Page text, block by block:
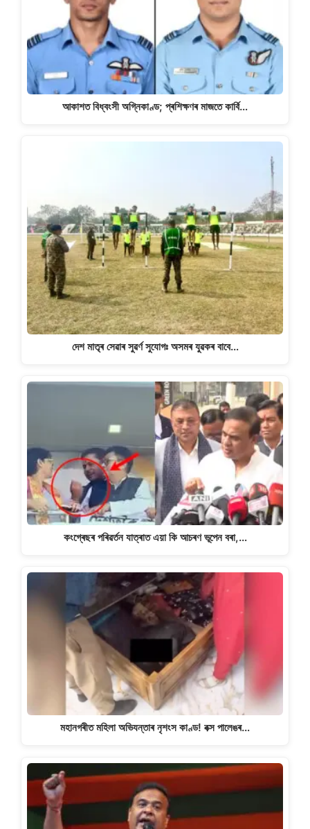
আকাশত বিধ্বংসী অগ্নিকাণ্ড; প্ৰশিক্ষণৰ মাজতে কাৰ্বি…
দেশ মাতৃৰ সেৱাৰ সুৱৰ্ণ সুযোগঃ অসমৰ যুৱকৰ বাবে…
কংগ্ৰেছৰ পৰিৱৰ্তন যাত্ৰাত এয়া কি আচৰণ ভূপেন বৰা,…
মহানগৰীত মহিলা অভিযন্তাৰ নৃশংস কাণ্ড! বক্স পালেঙৰ…